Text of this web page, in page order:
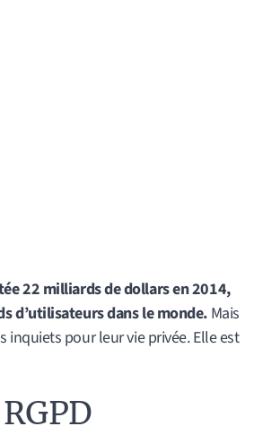
22 milliards de dollars en 2014,
d’utilisateurs dans le monde. Mais
pour leur vie privée. Elle est